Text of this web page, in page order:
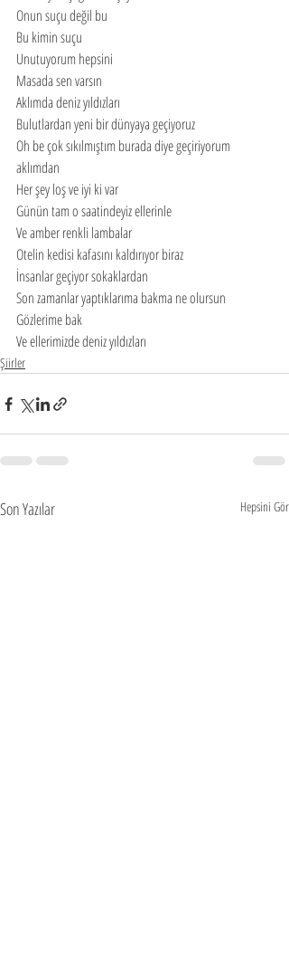
Onun suçu değil bu
Bu kimin suçu
Unutuyorum hepsini
Masada sen varsın
Aklımda deniz yıldızları
Bulutlardan yeni bir dünyaya geçiyoruz
Oh be çok sıkılmıştım burada diye geçiriyorum
aklımdan
Her şey loş ve iyi ki var
Günün tam o saatindeyiz ellerinle
Ve amber renkli lambalar
Otelin kedisi kafasını kaldırıyor biraz
İnsanlar geçiyor sokaklardan
Son zamanlar yaptıklarıma bakma ne olursun
Gözlerime bak
Ve ellerimizde deniz yıldızları
Şiirler
Son Yazılar Hepsini Gör